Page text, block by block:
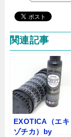
関連記事
EXOTICA（エキ
ゾチカ）by